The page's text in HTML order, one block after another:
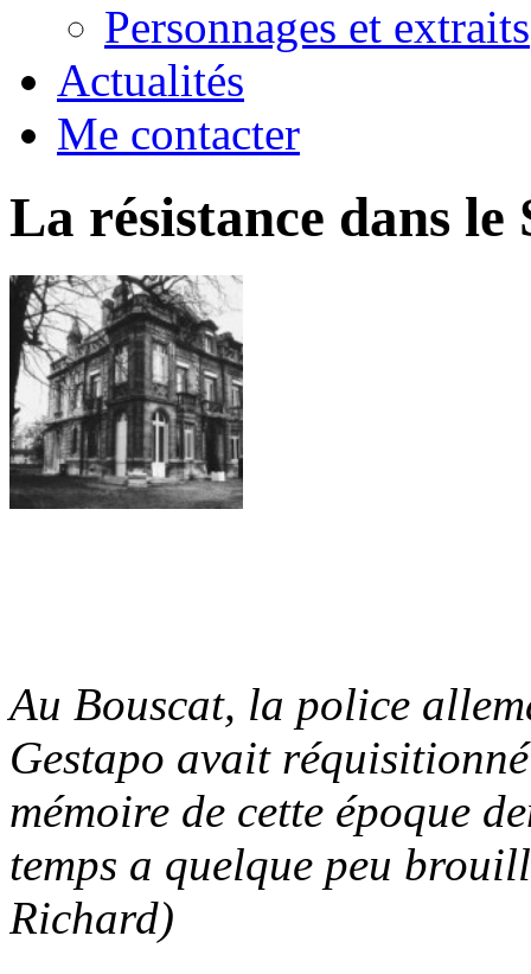
Personnages et extraits
Actualités
Me contacter
La résistance dans le
Au Bouscat, la police
Gestapo avait
mémoire de cette époque
temps a quelque peu
Richard)